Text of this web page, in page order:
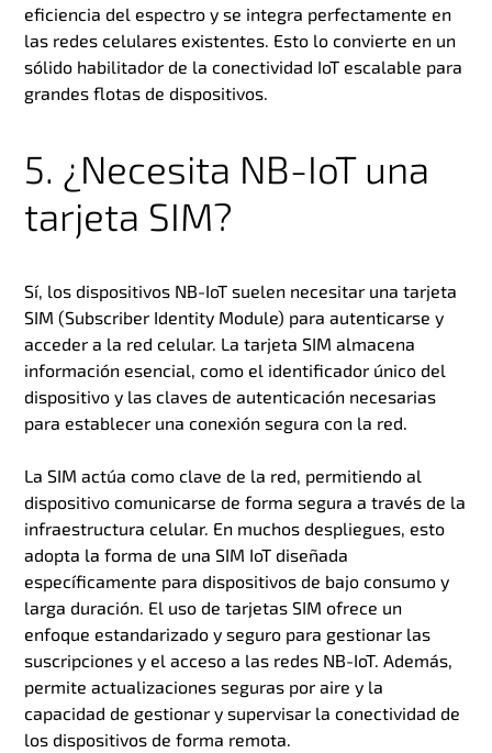
eficiencia del espectro y se integra perfectamente en
las redes celulares existentes. Esto lo convierte en un
sólido habilitador de la conectividad IoT escalable para
grandes flotas de dispositivos.
5. ¿Necesita NB-IoT una
tarjeta SIM?
Sí, los dispositivos NB-IoT suelen necesitar una tarjeta
SIM (Subscriber Identity Module) para autenticarse y
acceder a la red celular. La tarjeta SIM almacena
información esencial, como el identificador único del
dispositivo y las claves de autenticación necesarias
para establecer una conexión segura con la red.
La SIM actúa como clave de la red, permitiendo al
dispositivo comunicarse de forma segura a través de la
infraestructura celular. En muchos despliegues, esto
adopta la forma de una SIM IoT diseñada
específicamente para dispositivos de bajo consumo y
larga duración. El uso de tarjetas SIM ofrece un
enfoque estandarizado y seguro para gestionar las
suscripciones y el acceso a las redes NB-IoT. Además,
permite actualizaciones seguras por aire y la
capacidad de gestionar y supervisar la conectividad de
los dispositivos de forma remota.